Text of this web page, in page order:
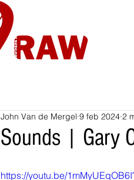
Sounds | Gary
John Van de Mergel 9 feb 2024 2
https://youtu.be/